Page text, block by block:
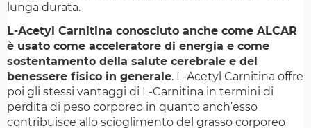
lunga durata.
L-Acetyl Carnitina conosciuto anche come ALCAR
è usato come acceleratore di energia e come
sostentamento della salute cerebrale e del
benessere fisico in generale. L-Acetyl Carnitina offre
poi gli stessi vantaggi di L-Carnitina in termini di
perdita di peso corporeo in quanto anch’esso
contribuisce allo scioglimento del grasso corporeo